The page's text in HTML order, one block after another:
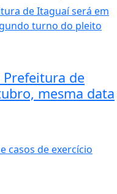
Prefeitura de
mesma data